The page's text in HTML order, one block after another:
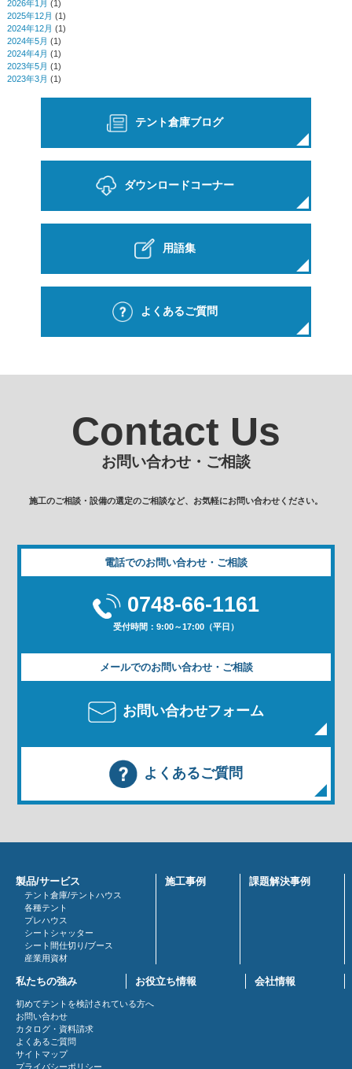
2026年1月 (1)
2025年12月 (1)
2024年12月 (1)
2024年5月 (1)
2024年4月 (1)
2023年5月 (1)
2023年3月 (1)
テント倉庫ブログ
ダウンロードコーナー
用語集
よくあるご質問
Contact Us
お問い合わせ・ご相談
施工のご相談・設備の選定のご相談など、お気軽にお問い合わせください。
電話でのお問い合わせ・ご相談
0748-66-1161
受付時間：9:00～17:00（平日）
メールでのお問い合わせ・ご相談
お問い合わせフォーム
よくあるご質問
製品/サービス
テント倉庫/テントハウス
各種テント
プレハウス
シートシャッター
シート間仕切り/ブース
産業用資材
施工事例 課題解決事例
私たちの強み お役立ち情報 会社情報
初めてテントを検討されている方へ
お問い合わせ
カタログ・資料請求
よくあるご質問
サイトマップ
プライバシーポリシー